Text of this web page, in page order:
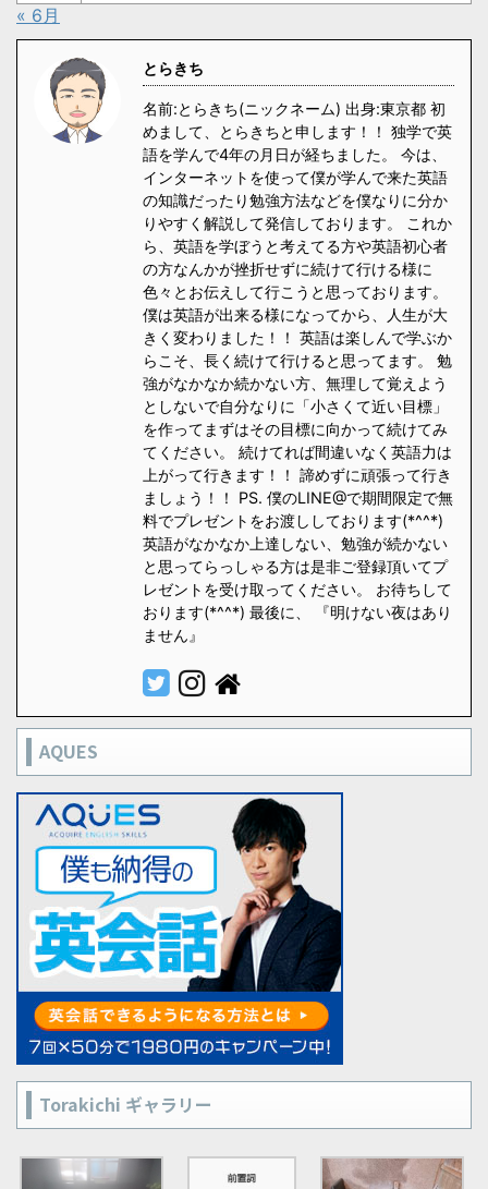
« 6月
とらきち
名前:とらきち(ニックネーム) 出身:東京都 初
めまして、とらきちと申します！！ 独学で英
語を学んで4年の月日が経ちました。 今は、
インターネットを使って僕が学んで来た英語
の知識だったり勉強方法などを僕なりに分か
りやすく解説して発信しております。 これか
ら、英語を学ぼうと考えてる方や英語初心者
の方なんかが挫折せずに続けて行ける様に
色々とお伝えして行こうと思っております。
僕は英語が出来る様になってから、人生が大
きく変わりました！！ 英語は楽しんで学ぶか
らこそ、長く続けて行けると思ってます。 勉
強がなかなか続かない方、無理して覚えよう
としないで自分なりに「小さくて近い目標」
を作ってまずはその目標に向かって続けてみ
てください。 続けてれば間違いなく英語力は
上がって行きます！！ 諦めずに頑張って行き
ましょう！！ PS. 僕のLINE@で期間限定で無
料でプレゼントをお渡ししております(*^^*)
英語がなかなか上達しない、勉強が続かない
と思ってらっしゃる方は是非ご登録頂いてプ
レゼントを受け取ってください。 お待ちして
おります(*^^*) 最後に、 『明けない夜はあり
ません』
AQUES
Torakichi ギャラリー